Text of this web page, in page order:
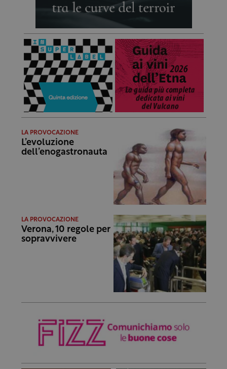
LA PROVOCAZIONE
L’evoluzione
dell’enogastronauta
LA PROVOCAZIONE
Verona, 10 regole per
sopravvivere